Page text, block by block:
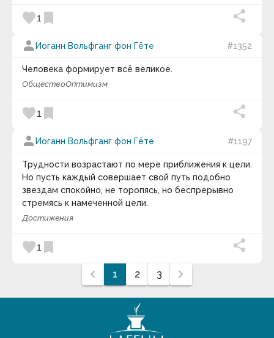
Георг Кристоф Лихтенберг
Георгий Жуков
Гераклит
Герберт Кэссон
Герберт Уэллс
Герман Греф
Гиппократ
Голда Меир
Готфрид Лейбниц
Готхольд Лессинг
Грег Плитт
Грегори Диз
Грегори Дэвид Робертс
Григорий Львович Тульчинский
Григорий Саввич Сковорода
Гришина Наталия Владимировна
Гюстав Лебон
Давид Гильберт
Дайсаку Икеда
Делия Стейнберг Гусман
favorite1 bookmark
person Иоганн Вольфганг фон Гёте #1352
Человека формирует всё великое.
ОбществоОптимизм
favorite1 bookmark
person Иоганн Вольфганг фон Гёте #1197
Трудности возрастают по мере приближения к цели.
Но пусть каждый совершает свой путь подобно
звездам спокойно, не торопясь, но беспрерывно
стремясь к намеченной цели.
Достижения
favorite1
bookmark
chevron_left
1 2 3 chevron_right